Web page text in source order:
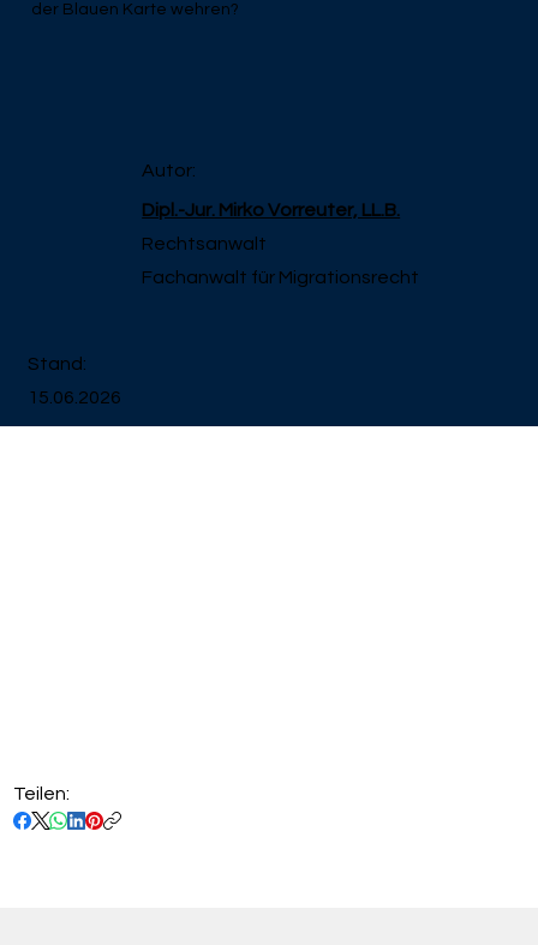
der Blauen Karte wehren?
Autor:
Dipl.-Jur. Mirko Vorreuter, LL.B.
Rechtsanwalt
Fachanwalt für Migrationsrecht
Stand:
15.06.2026
Teilen: